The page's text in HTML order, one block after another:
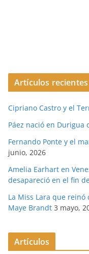
Artículos recientes
Cipriano Castro y el
Páez nació en Durigua
Fernando Ponte y el
junio, 2026
Amelia Earhart en
desapareció en el fin
La Miss Lara que
Maye Brandt 3 mayo,
Artículos